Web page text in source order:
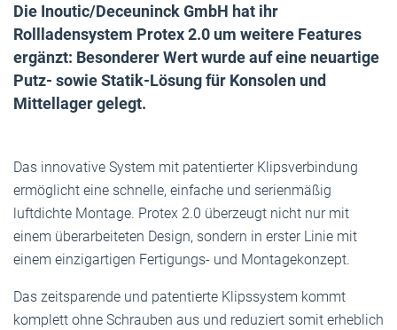
Die Inoutic/Deceuninck GmbH hat ihr
Rollladensystem Protex 2.0 um weitere Features
ergänzt: Besonderer Wert wurde auf eine neuartige
Putz- sowie Statik-Lösung für Konsolen und
Mittellager gelegt.
Das innovative System mit patentierter Klipsverbindung
ermöglicht eine schnelle, einfache und serienmäßig
luftdichte Montage. Protex 2.0 überzeugt nicht nur mit
einem überarbeiteten Design, sondern in erster Linie mit
einem einzigartigen Fertigungs- und Montagekonzept.
Das zeitsparende und patentierte Klipssystem kommt
komplett ohne Schrauben aus und reduziert somit erheblich